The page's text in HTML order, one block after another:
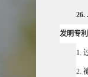
26.
发明专
1.
2.